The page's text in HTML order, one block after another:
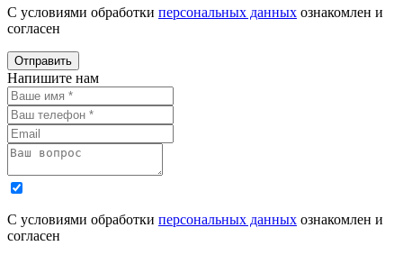
С условиями обработки персональных данных ознакомлен и
согласен
Отправить
Напишите нам
С условиями обработки персональных данных ознакомлен и
согласен